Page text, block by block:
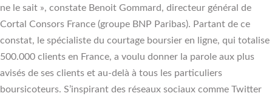
ne le sait », constate Benoit Gommard, directeur général de
Cortal Consors France (groupe BNP Paribas). Partant de ce
constat, le spécialiste du courtage boursier en ligne, qui totalise
500.000 clients en France, a voulu donner la parole aux plus
avisés de ses clients et au-delà à tous les particuliers
boursicoteurs. S’inspirant des réseaux sociaux comme Twitter